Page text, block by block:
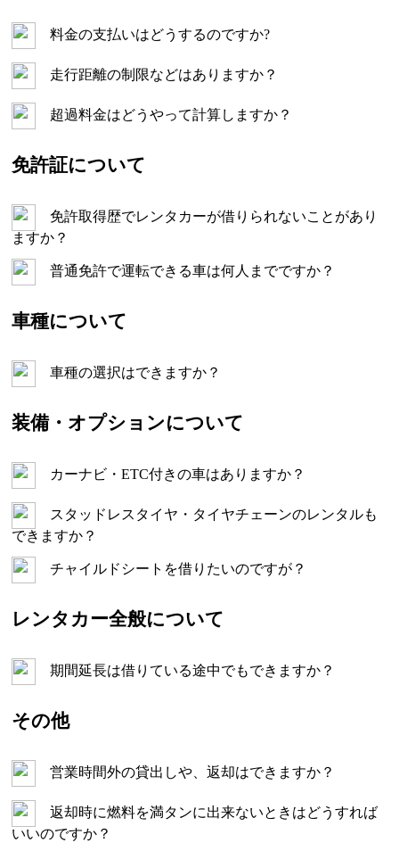
料金の支払いはどうするのですか?
走行距離の制限などはありますか？
超過料金はどうやって計算しますか？
免許証について
免許取得歴でレンタカーが借りられないことがあり
ますか？
普通免許で運転できる車は何人までですか？
車種について
車種の選択はできますか？
装備・オプションについて
カーナビ・ETC付きの車はありますか？
スタッドレスタイヤ・タイヤチェーンのレンタルも
できますか？
チャイルドシートを借りたいのですが？
レンタカー全般について
期間延長は借りている途中でもできますか？
その他
営業時間外の貸出しや、返却はできますか？
返却時に燃料を満タンに出来ないときはどうすれば
いいのですか？